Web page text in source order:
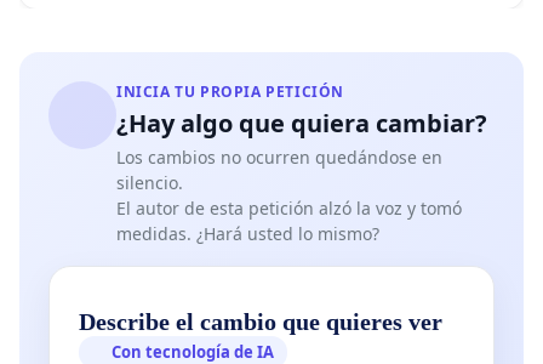
INICIA TU PROPIA PETICIÓN
¿Hay algo que quiera cambiar?
Los cambios no ocurren quedándose en
silencio.
El autor de esta petición alzó la voz y tomó
medidas. ¿Hará usted lo mismo?
Describe el cambio que quieres ver
Con tecnología de IA